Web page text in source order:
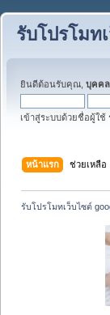
รับโปรโมท
ยินดีต้อนรับคุณ, บุคคล
เข้าสู่ระบบด้วยชื่อผู้ใช้
หน้าแรก ช่วยเหลือ
รับโปรโมทเว็บไซต์